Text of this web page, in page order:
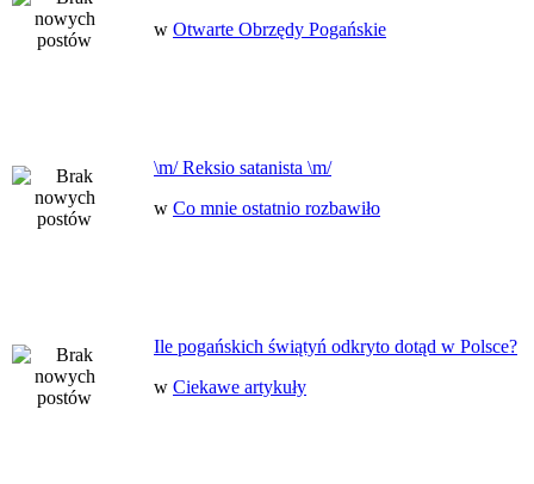
w Otwarte Obrzędy Pogańskie
\m/ Reksio satanista \m/
w Co mnie ostatnio rozbawiło
Ile pogańskich świątyń odkryto dotąd w Polsce?
w Ciekawe artykuły